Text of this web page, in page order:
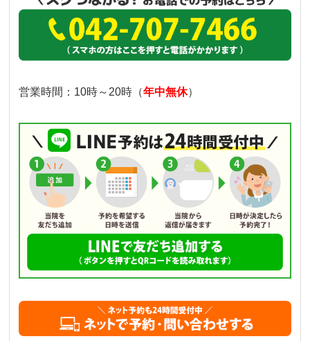
営業時間： 10時～20時（年中無休）